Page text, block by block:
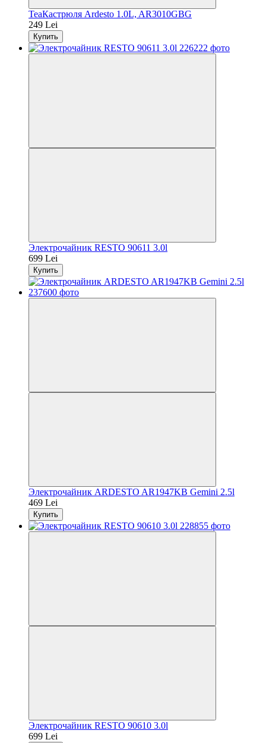
TeaКастрюля Ardesto 1.0L, AR3010GBG
249 Lei
Купить
Электрочайник RESTO 90611 3.0l
699 Lei
Купить
Электрочайник ARDESTO AR1947KB Gemini 2.5l
469 Lei
Купить
Электрочайник RESTO 90610 3.0l
699 Lei